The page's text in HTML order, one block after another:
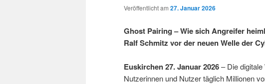
Veröffentlicht am 27. Januar 2026
Ghost Pairing – Wie sich Angreifer
Ralf Schmitz vor der neuen Welle der
Euskirchen 27. Januar 2026– Die
Nutzerinnen und Nutzer täglich Millionen